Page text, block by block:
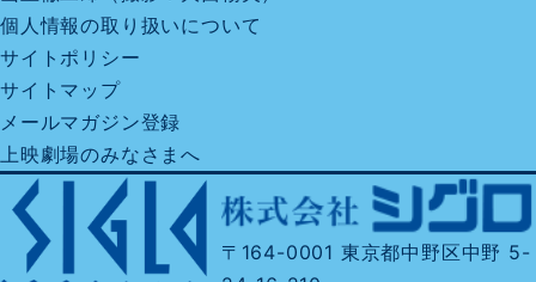
個人情報の取り扱いについて
サイトポリシー
サイトマップ
メールマガジン登録
上映劇場のみなさまへ
〒164-0001 東京都中野区中野 5-